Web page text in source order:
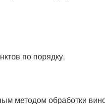
по порядку.
методом обработки